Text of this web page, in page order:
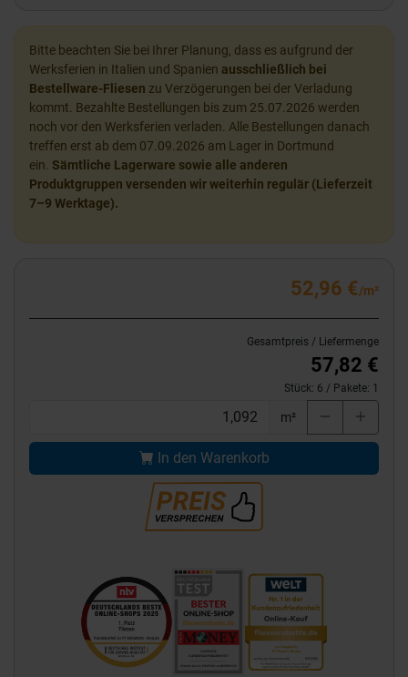
Bitte beachten Sie bei Ihrer Planung, dass es aufgrund der
Werksferien in Italien und Spanien ausschließlich bei
Bestellware-Fliesen zu Verzögerungen bei der Verladung
kommt. Bezahlte Bestellungen bis zum 25.07.2026 werden
noch vor den Werksferien verladen. Alle Bestellungen danach
treffen erst ab dem 07.09.2026 am Lager in Dortmund
ein. Sämtliche Lagerware sowie alle anderen
Produktgruppen versenden wir weiterhin regulär (Lieferzeit
7–9 Werktage).
52,96 €/m²
Gesamtpreis / Liefermenge
57,82 €
Stück: 6 / Pakete: 1
m²
In den Warenkorb